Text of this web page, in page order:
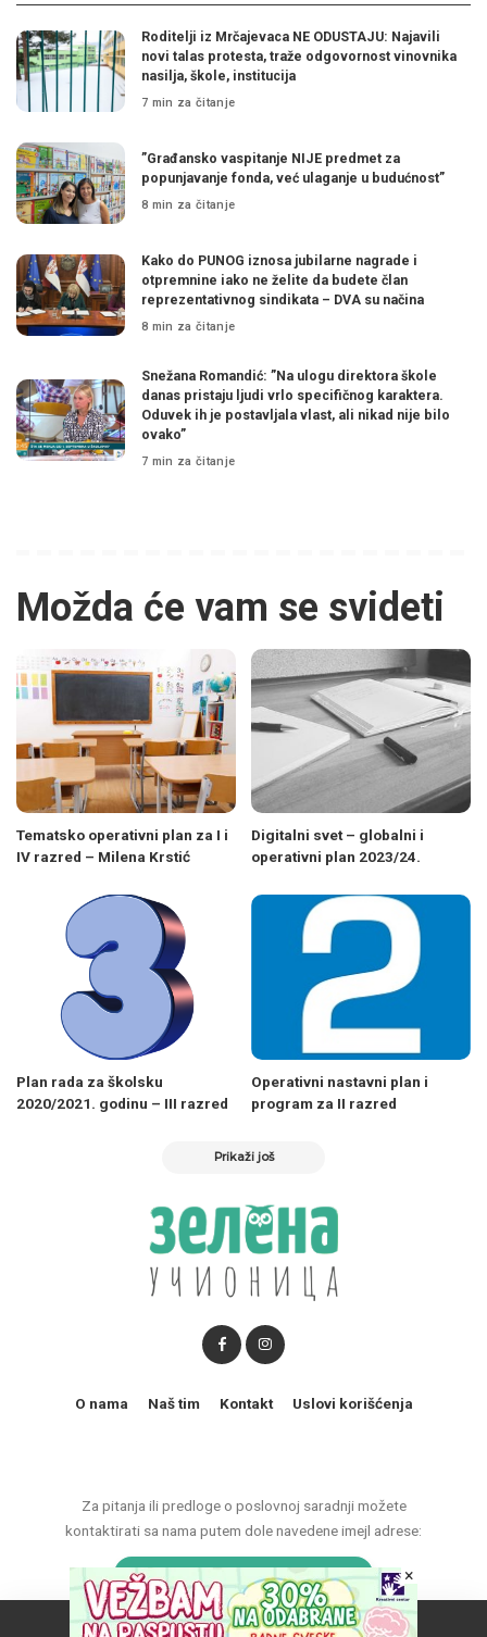
Roditelji iz Mrčajevaca NE ODUSTAJU: Najavili
novi talas protesta, traže odgovornost vinovnika
nasilja, škole, institucija
7 min za čitanje
”Građansko vaspitanje NIJE predmet za
popunjavanje fonda, već ulaganje u budućnost”
8 min za čitanje
Kako do PUNOG iznosa jubilarne nagrade i
otpremnine iako ne želite da budete član
reprezentativnog sindikata – DVA su načina
8 min za čitanje
Snežana Romandić: ”Na ulogu direktora škole
danas pristaju ljudi vrlo specifičnog karaktera.
Oduvek ih je postavljala vlast, ali nikad nije bilo
ovako”
7 min za čitanje
Možda će vam se svideti
Tematsko operativni plan za I i
IV razred – Milena Krstić
Digitalni svet – globalni i
operativni plan 2023/24.
Plan rada za školsku
2020/2021. godinu – III razred
Operativni nastavni plan i
program za II razred
Prikaži još
Za pitanja ili predloge o poslovnoj saradnji možete
kontaktirati sa nama putem dole navedene imejl adrese:
marketing@zelenaucionica.com
O nama Naš tim Kontakt Uslovi korišćenja
Naš vebsajt koristi kolačiće da poboljša vaše iskustvo.
×